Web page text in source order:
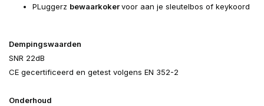
PLuggerz bewaarkokervoor aan je sleutelbos of keykoord
Dempingswaarden
SNR 22dB
CE gecertificeerd en getest volgens EN 352-2
Onderhoud